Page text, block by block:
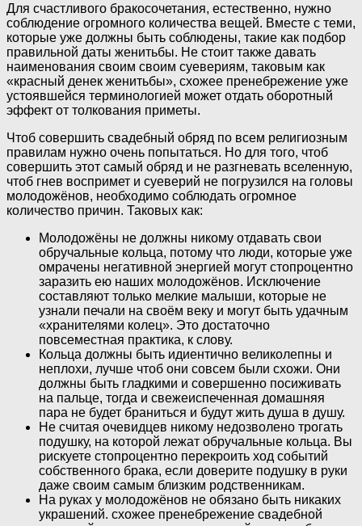
Для счастливого бракосочетания, естественно, нужно
соблюдение огромного количества вещей. Вместе с теми,
которые уже должны быть соблюдены, такие как подбор
правильной даты женитьбы. Не стоит также давать
наименования своим своим суевериям, таковым как
«красный денек женитьбы», схожее пренебрежение уже
устоявшейся терминологией может отдать оборотный
эффект от толкования приметы.
Чтоб совершить свадебный обряд по всем религиозным
правилам нужно очень попытаться. Но для того, чтоб
совершить этот самый обряд и не разгневать вселенную,
чтоб гнев воспримет и суеверий не погрузился на головы
молодожёнов, необходимо соблюдать огромное
количество причин. Таковых как:
Молодожёны не должны никому отдавать свои
обручальные кольца, потому что люди, которые уже
омрачены негативной энергией могут стопроцентно
заразить ею наших молодожёнов. Исключение
составляют только мелкие малыши, которые не
узнали печали на своём веку и могут быть удачным
«хранителями колец». Это достаточно
повсеместная практика, к слову.
Кольца должны быть идиентично великолепны и
неплохи, лучше чтоб они совсем были схожи. Они
должны быть гладкими и совершенно посиживать
на пальце, тогда и свежеиспеченная домашняя
пара не будет браниться и будут жить душа в душу.
Не считая очевидцев никому недозволено трогать
подушку, на которой лежат обручальные кольца. Вы
рискуете стопроцентно перекроить ход событий
собственного брака, если доверите подушку в руки
даже своим самым близким родственникам.
На руках у молодожёнов не обязано быть никаких
украшений. схожее пренебрежение свадебной